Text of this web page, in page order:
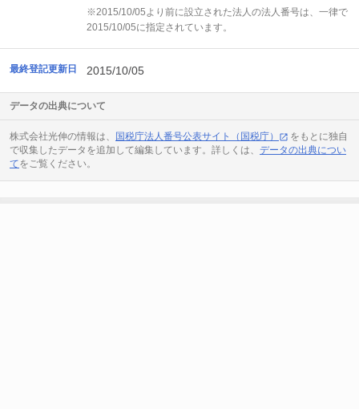
※2015/10/05より前に設立された法人の法人番号は、一律で
2015/10/05に指定されています。
最終登記更新日 2015/10/05
データの出典について
株式会社光伸の情報は、 国税庁法人番号公表サイト（国税庁）
をもとに独自
で収集したデータを追加して編集しています。詳しくは、 データの出典につい
てをご覧ください。